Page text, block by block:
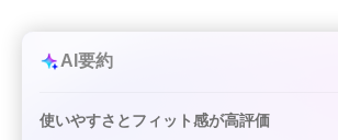
AI要約
使いやすさとフィット感が高評価